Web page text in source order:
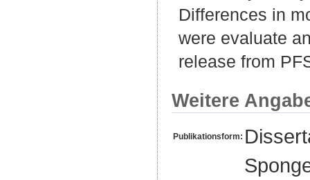
Differences in
were evaluate
release from
Weitere
Publikationsform: